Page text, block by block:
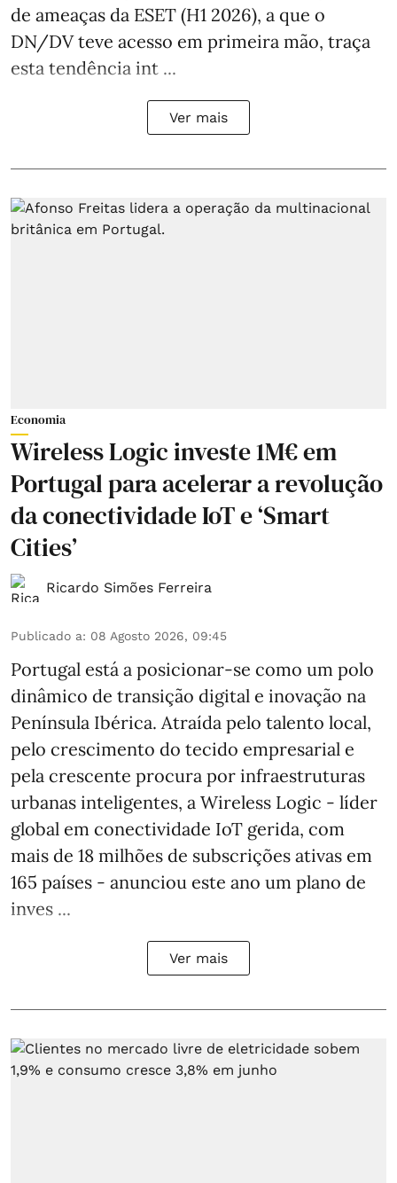
de ameaças da ESET (H1 2026), a que o
DN/DV teve acesso em primeira mão, traça
esta tendência int ...
Ver mais
Economia
Wireless Logic investe 1M€ em
Portugal para acelerar a revolução
da conectividade IoT e ‘Smart
Cities’
Ricardo Simões Ferreira
Publicado a: 08 Agosto 2026, 09:45
Portugal está a posicionar-se como um polo
dinâmico de transição digital e inovação na
Península Ibérica. Atraída pelo talento local,
pelo crescimento do tecido empresarial e
pela crescente procura por infraestruturas
urbanas inteligentes, a Wireless Logic - líder
global em conectividade IoT gerida, com
mais de 18 milhões de subscrições ativas em
165 países - anunciou este ano um plano de
inves ...
Ver mais